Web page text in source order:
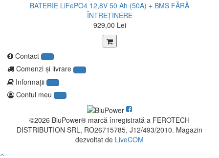
BATERIE LiFePO4 12,8V 50 Ah (50A) + BMS FĂRĂ
ÎNTREȚINERE
929,00 Lei
Contact
Comenzi şi livrare
Informaţii
Contul meu
©2026 BluPower® marcă înregistrată a FEROTECH
DISTRIBUTION SRL, RO26715785, J12/493/2010. Magazin
dezvoltat de LiveCOM